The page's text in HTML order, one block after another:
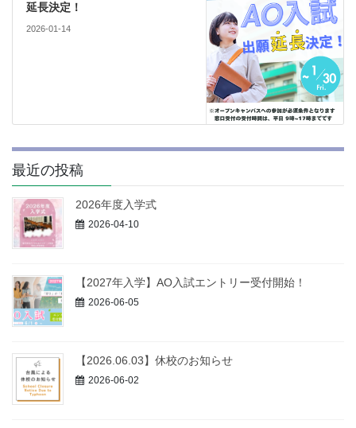
延長決定！
2026-01-14
最近の投稿
2026年度入学式
2026-04-10
【2027年入学】AO入試エントリー受付開始！
2026-06-05
【2026.06.03】休校のお知らせ
2026-06-02